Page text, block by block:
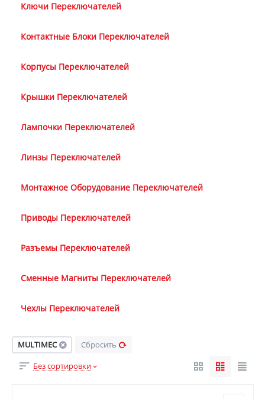
Ключи Переключателей
Контактные Блоки Переключателей
Корпусы Переключателей
Крышки Переключателей
Лампочки Переключателей
Линзы Переключателей
Монтажное Оборудование Переключателей
Приводы Переключателей
Разъемы Переключателей
Сменные Магниты Переключателей
Чехлы Переключателей
MULTIMEC
Сбросить
Без сортировки